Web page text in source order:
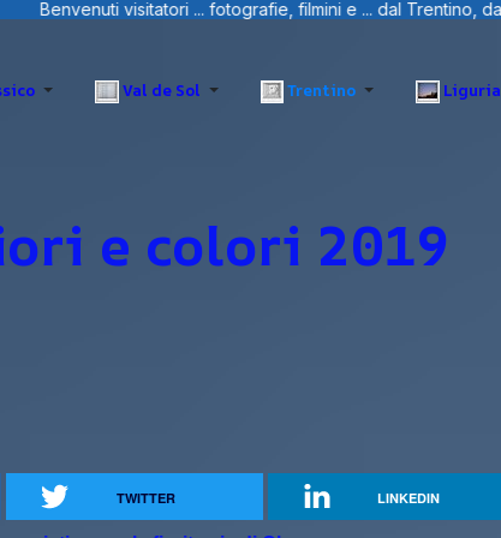
filmini e ... dal Trentino, dalla Liguria e Sardegna.
Val de Sol Trentino Liguria
e colori 2019
TWITTER LINKEDIN